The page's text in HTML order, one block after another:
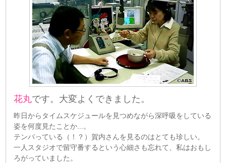
花丸です。大変よくできました。
昨日からタイムスケジュールを見つめながら深呼吸をしている
姿を何度見たことか...。
テンパっている（！？）賀内さんを見るのはとても珍しい。
一人スタジオで留守番するという心細さも忘れて、私はおもし
ろがっていました。